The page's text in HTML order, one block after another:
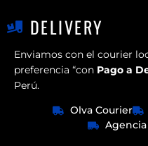
DELIVERY
Enviamos con el courier
preferencia “con Pago a
Perú.
Olva Courier